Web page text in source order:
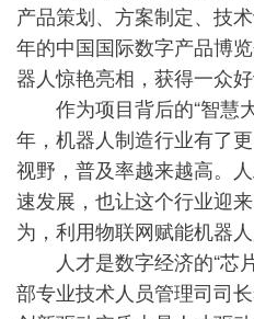
产品策划、方案制定、技
年的中国国际数字产品博
器人惊艳亮相，获得一众好
作为项目背后的“智慧
年，机器人制造行业有了
视野，普及率越来越高。
速发展，也让这个行业迎
为，利用物联网赋能机器
人才是数字经济的“芯
部专业技术人员管理司司